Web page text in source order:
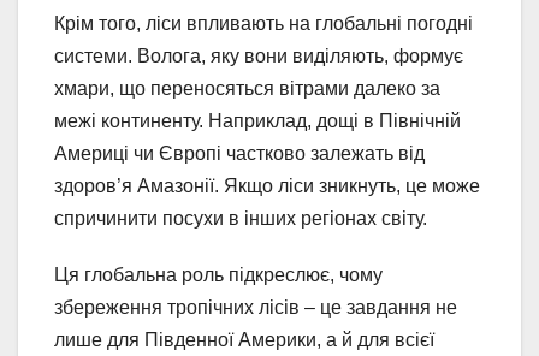
Крім того, ліси впливають на глобальні погодні
системи. Волога, яку вони виділяють, формує
хмари, що переносяться вітрами далеко за
межі континенту. Наприклад, дощі в Північній
Америці чи Європі частково залежать від
здоров’я Амазонії. Якщо ліси зникнуть, це може
спричинити посухи в інших регіонах світу.
Ця глобальна роль підкреслює, чому
збереження тропічних лісів – це завдання не
лише для Південної Америки, а й для всієї